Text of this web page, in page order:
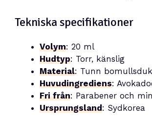
Tekniska specifikationer
Volym: 20 ml
Hudtyp: Torr, känslig
Material: Tunn bomullsduk
Huvudingrediens:
Fri från: Parabener och
Ursprungsland: Sydkorea